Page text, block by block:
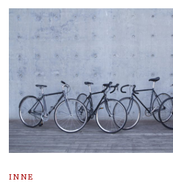
INNE